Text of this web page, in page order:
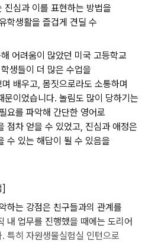
진심과 이를 표현하는 방법을
학생활을 즐겁게 견딜 수
어려움이 많았던 미국 고등학교
생들이 더 많은 수업을
배우고, 몸짓으로라도 소통하며
문이었습니다. 놀림도 많이 당하기는
요를 파악해 간단한 영어로
점차 얻을 수 있었고, 진심과 애정은
수 있는 해답이 될 수 있음을
]
하는 강점은 친구들과의 관계를
내 업무를 진행했을 때에는 도리어
특히 자원생물실험실 인턴으로